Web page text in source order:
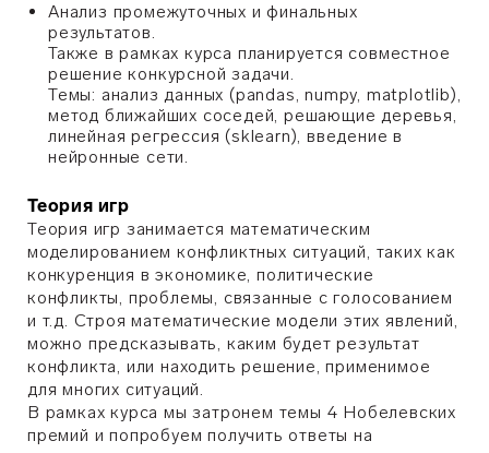
Анализ промежуточных и финальных
результатов.
Также в рамках курса планируется совместное
решение конкурсной задачи.
Темы: анализ данных (pandas, numpy, matplotlib),
метод ближайших соседей, решающие деревья,
линейная регрессия (sklearn), введение в
нейронные сети.
Теория игр
Теория игр занимается математическим
моделированием конфликтных ситуаций, таких как
конкуренция в экономике, политические
конфликты, проблемы, связанные с голосованием
и т.д. Строя математические модели этих явлений,
можно предсказывать, каким будет результат
конфликта, или находить решение, применимое
для многих ситуаций.
В рамках курса мы затронем темы 4 Нобелевских
премий и попробуем получить ответы на